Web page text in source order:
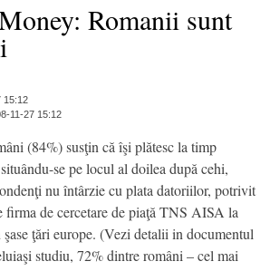
Romanii sunt
15:12
11-27 15:12
(84%) susţin că îşi plătesc la timp
se pe locul al doilea după cehi,
nu întârzie cu plata datoriilor, potrivit
firma de cercetare de piaţă TNS AISA la
ţări europe. (Vezi detalii in documentul
studiu, 72% dintre români – cel mai